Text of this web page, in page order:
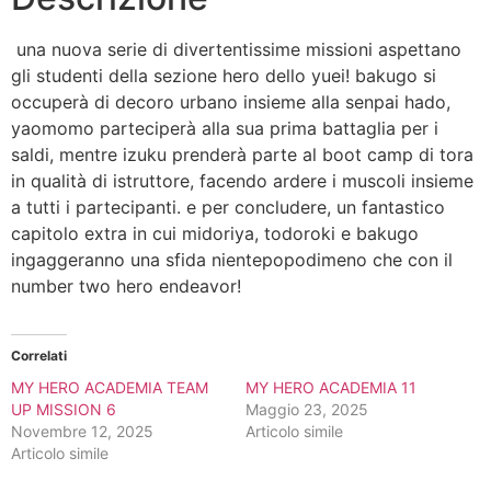
una nuova serie di divertentissime missioni aspettano
gli studenti della sezione hero dello yuei! bakugo si
occuperà di decoro urbano insieme alla senpai hado,
yaomomo parteciperà alla sua prima battaglia per i
saldi, mentre izuku prenderà parte al boot camp di tora
in qualità di istruttore, facendo ardere i muscoli insieme
a tutti i partecipanti. e per concludere, un fantastico
capitolo extra in cui midoriya, todoroki e bakugo
ingaggeranno una sfida nientepopodimeno che con il
number two hero endeavor!
Correlati
MY HERO ACADEMIA TEAM
UP MISSION 6
Novembre 12, 2025
Articolo simile
MY HERO ACADEMIA 11
Maggio 23, 2025
Articolo simile